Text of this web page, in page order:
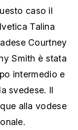
caso il
Talina
Courtney
Smith è stata
intermedio e
svedese. Il
alla vodese